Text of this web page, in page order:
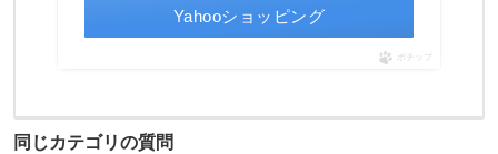
Yahooショッピング
ポチップ
同じカテゴリの質問